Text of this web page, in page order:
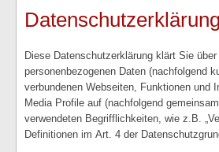
Datenschutzerklärung
Diese Datenschutzerklärung klärt Sie
personenbezogenen Daten (nachfolgend
verbundenen Webseiten, Funktionen und
Media Profile auf (nachfolgend
verwendeten Begrifflichkeiten, wie z.B.
Definitionen im Art. 4 der